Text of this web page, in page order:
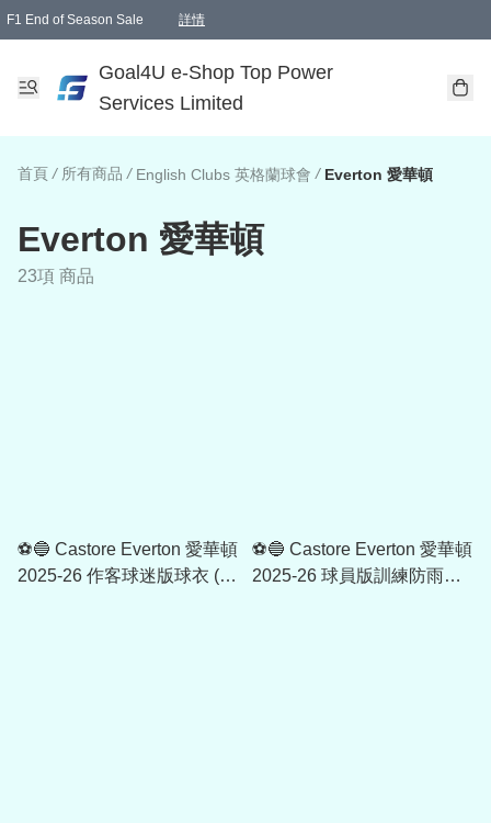
F1 End of Season Sale 詳情
Goal4U e-Shop Top Power
Services Limited
首頁 / 所有商品 / English Clubs 英格蘭球會 / Everton 愛華頓
Everton 愛華頓
23項 商品
⚽🔵 Castore Everton 愛華頓
2025-26 作客球迷版球衣 (可
⚽🔵 Castore Everton 愛華頓
2025-26 球員版訓練防雨外